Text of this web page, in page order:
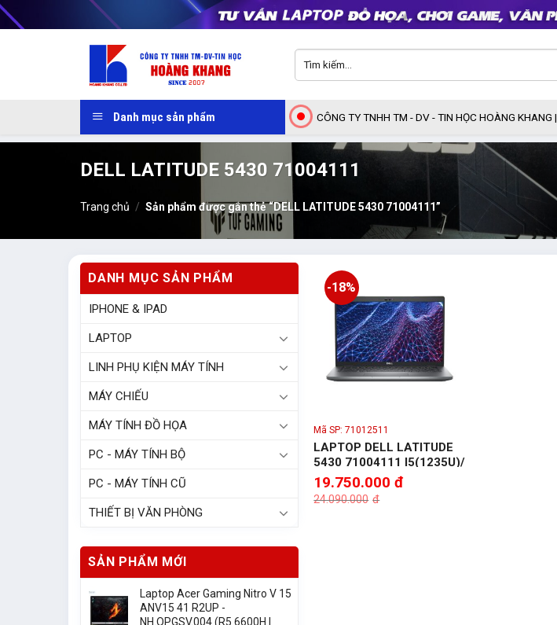
Skip
to
kiếm:
Danh mục sản phẩm CÔNG TY TNHH TM - DV - TIN HỌC HOÀNG KHANG |
DELL LATITUDE 5430 71004111
Trang chủ / Sản phẩm được gắn thẻ “DELL LATITUDE 5430 71004111”
DANH MỤC SẢN PHẨM
IPHONE & IPAD
LAPTOP
LINH PHỤ KIỆN MÁY TÍNH
MÁY CHIẾU
MÁY TÍNH ĐỒ HỌA
PC - MÁY TÍNH BỘ
PC - MÁY TÍNH CŨ
THIẾT BỊ VĂN PHÒNG
SẢN PHẨM MỚI
Laptop Acer Gaming Nitro V 15
ANV15 41 R2UP -
NH.QPGSV.004 (R5 6600H |
-18%
Mã SP: 71012511
LAPTOP DELL LATITUDE
5430 71004111 I5(1235U)/
8G/ SSD 256G/ 14” FHD/
Led KB/ Unbutu/ Grayish
Black, nhựa
24.090.000 đ
19.750.000 đ